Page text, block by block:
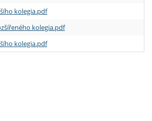
kolegia.pdf
kolegia.pdf
kolegia.pdf